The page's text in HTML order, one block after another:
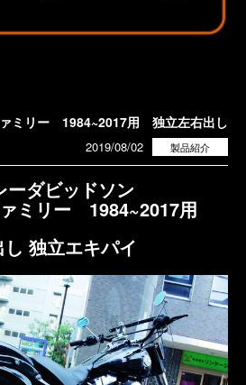
ァミリー 1984~2017用 独立左右出し
製品紹介
2019/08/02
ーダビッドソン
ミリー 1984~2017用
独立エキパイ